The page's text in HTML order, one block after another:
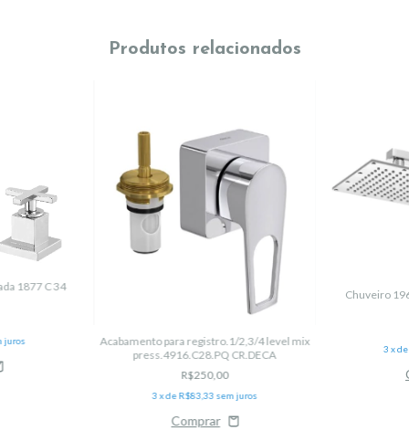
Produtos relacionados
1877 C 34
juros
Acabamento para registro.1/2,3/4 level mix
press.4916.C28.PQ CR.DECA
R$250,00
3 x deR$83,33 sem juros
Chuveiro
3 x